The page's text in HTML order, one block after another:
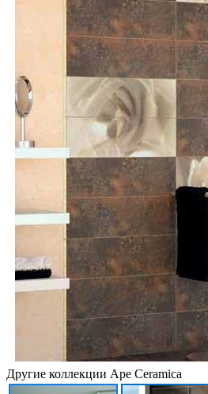
Другие коллекции Ape Ceramica